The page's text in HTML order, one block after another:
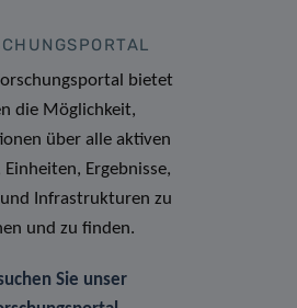
bietet
die Möglichkeit,
über alle aktiven
Einheiten, Ergebnisse,
Infrastrukturen zu
und zu finden.
Sie unser